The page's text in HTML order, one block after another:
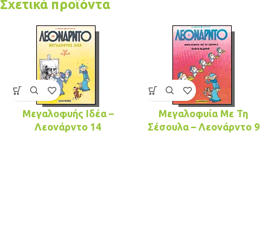
Σχετικά προϊόντα
Μεγαλοφυής Ιδέα –
Λεονάρντο 14
Μεγαλοφυία Με Τη
Σέσουλα – Λεονάρντο 9